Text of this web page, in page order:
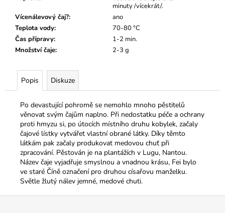
minuty /vícekrát/.
Vícenálevový čaj?:
ano
Teplota vody:
70-80 °C
Čas přípravy:
1-2 min.
Množství čaje: 2-3 g
Popis Diskuze
Po devastující pohromě se nemohlo mnoho pěstitelů
věnovat svým čajům naplno. Při nedostatku péče a ochrany
proti hmyzu si, po útocích místního druhu kobylek, začaly
čajové lístky vytvářet vlastní obrané látky. Díky těmto
látkám pak začaly produkovat medovou chuť při
zpracování. Pěstován je na plantážích v Lugu, Nantou.
Název čaje vyjadřuje smyslnou a vnadnou krásu, Fei bylo
ve staré Číně označení pro druhou císařovu manželku.
Světle žlutý nálev jemné, medové chuti.